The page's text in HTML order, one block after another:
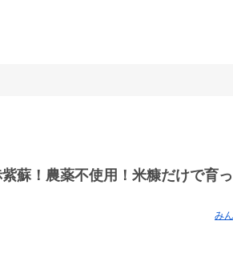
蘇！農薬不使用！米糠だけで育
み